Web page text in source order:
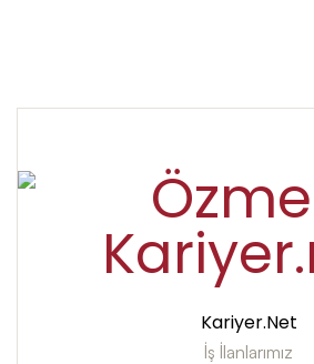
Kariyer.net
İş İlanlarımız